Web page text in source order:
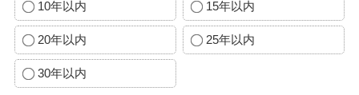
10年以内 15年以内
20年以内 25年以内
30年以内